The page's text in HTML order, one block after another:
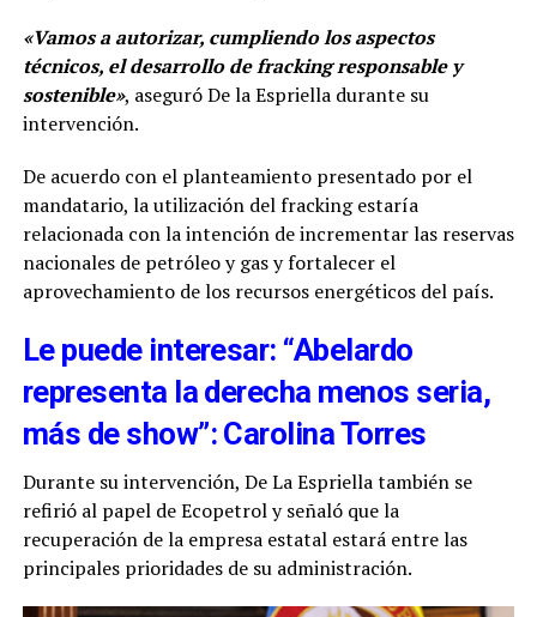
«Vamos a autorizar, cumpliendo los aspectos
técnicos, el desarrollo de fracking responsable y
sostenible», aseguró De la Espriella durante su
intervención.
De acuerdo con el planteamiento presentado por el
mandatario, la utilización del fracking estaría
relacionada con la intención de incrementar las reservas
nacionales de petróleo y gas y fortalecer el
aprovechamiento de los recursos energéticos del país.
Le puede interesar: “Abelardo
representa la derecha menos seria,
más de show”: Carolina Torres
Durante su intervención, De La Espriella también se
refirió al papel de Ecopetrol y señaló que la
recuperación de la empresa estatal estará entre las
principales prioridades de su administración.